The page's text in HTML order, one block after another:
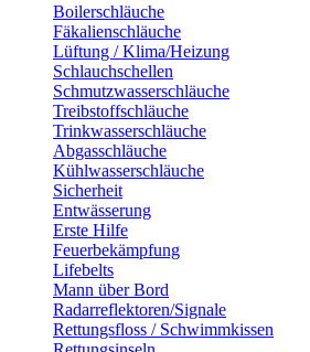
Boilerschläuche
Fäkalienschläuche
Lüftung / Klima/Heizung
Schlauchschellen
Schmutzwasserschläuche
Treibstoffschläuche
Trinkwasserschläuche
Abgasschläuche
Kühlwasserschläuche
Sicherheit
Entwässerung
Erste Hilfe
Feuerbekämpfung
Lifebelts
Mann über Bord
Radarreflektoren/Signale
Rettungsfloss / Schwimmkissen